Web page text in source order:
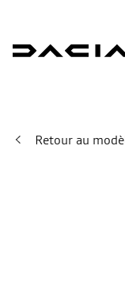
Retour au